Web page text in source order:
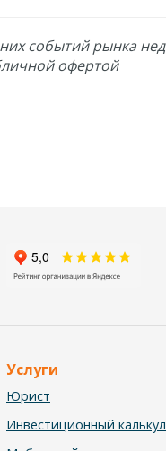
событий рынка
офертой
Услуги
Юрист
Инвестиционный